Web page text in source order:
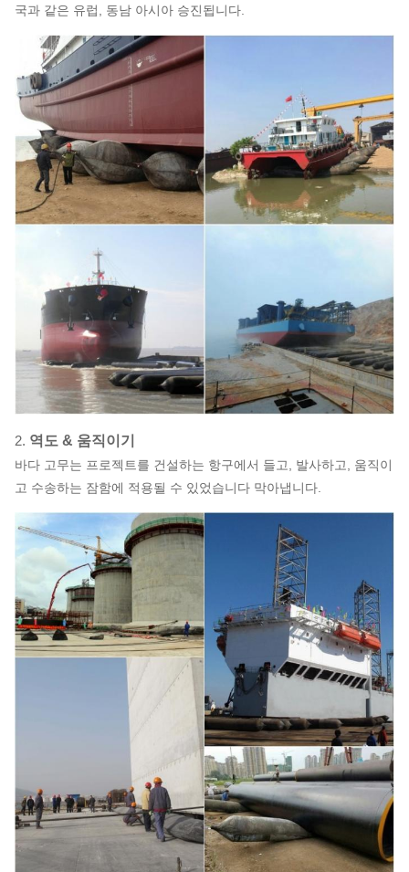
국과 같은 유럽, 동남 아시아 승진됩니다.
2. 역도 & 움직이기
바다 고무는 프로젝트를 건설하는 항구에서 들고, 발사하고, 움직이
고 수송하는 잠함에 적용될 수 있었습니다 막아냅니다.